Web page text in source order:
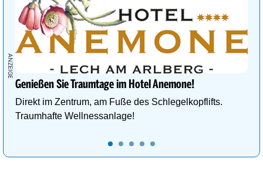
Genießen Sie Traumtage im Hotel Anemone!
Direkt im Zentrum, am Fuße des Schlegelkopflifts.
Traumhafte Wellnessanlage!